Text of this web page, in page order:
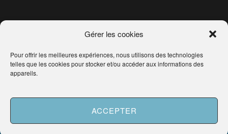
Gérer les cookies
Pour offrir les meilleures expériences, nous utilisons des technologies
telles que les cookies pour stocker et/ou accéder aux informations des
appareils.
ACCEPTER
COPYRIGHT © 2026 · TROUVERVOTREAVOCAT.COM, ÉDITÉ PAR
LA SOCIÉTÉAWATECH- 91, RUE DU FAUBOURG ST HONORÉ
Français